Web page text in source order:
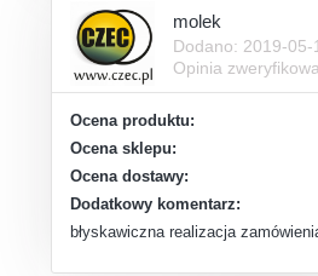
molek
Dodano: 2019-05-
Opinia
Ocena produktu:
Ocena sklepu:
Ocena dostawy:
Dodatkowy komentarz:
błyskawiczna realizacja